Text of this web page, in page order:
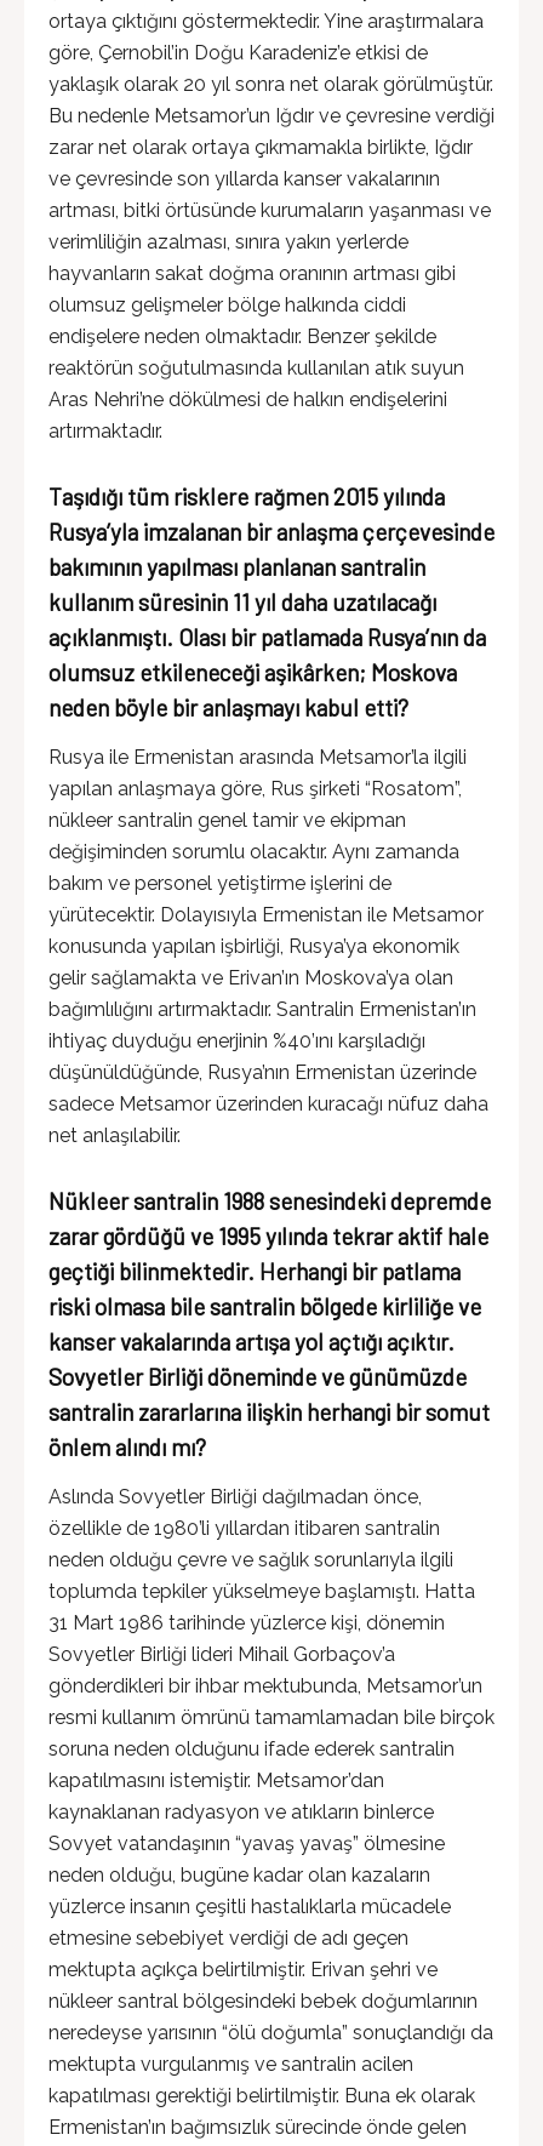
ortaya çıktığını göstermektedir. Yine araştırmalara
göre, Çernobil’in Doğu Karadeniz’e etkisi de
yaklaşık olarak 20 yıl sonra net olarak görülmüştür.
Bu nedenle Metsamor’un Iğdır ve çevresine verdiği
zarar net olarak ortaya çıkmamakla birlikte, Iğdır
ve çevresinde son yıllarda kanser vakalarının
artması, bitki örtüsünde kurumaların yaşanması ve
verimliliğin azalması, sınıra yakın yerlerde
hayvanların sakat doğma oranının artması gibi
olumsuz gelişmeler bölge halkında ciddi
endişelere neden olmaktadır. Benzer şekilde
reaktörün soğutulmasında kullanılan atık suyun
Aras Nehri’ne dökülmesi de halkın endişelerini
artırmaktadır.
Taşıdığı tüm risklere rağmen 2015 yılında
Rusya’yla imzalanan bir anlaşma çerçevesinde
bakımının yapılması planlanan santralin
kullanım süresinin 11 yıl daha uzatılacağı
açıklanmıştı. Olası bir patlamada Rusya’nın da
olumsuz etkileneceği aşikârken; Moskova
neden böyle bir anlaşmayı kabul etti?
Rusya ile Ermenistan arasında Metsamor’la ilgili
yapılan anlaşmaya göre, Rus şirketi “Rosatom”,
nükleer santralin genel tamir ve ekipman
değişiminden sorumlu olacaktır. Aynı zamanda
bakım ve personel yetiştirme işlerini de
yürütecektir. Dolayısıyla Ermenistan ile Metsamor
konusunda yapılan işbirliği, Rusya’ya ekonomik
gelir sağlamakta ve Erivan’ın Moskova’ya olan
bağımlılığını artırmaktadır. Santralin Ermenistan’ın
ihtiyaç duyduğu enerjinin %40’ını karşıladığı
düşünüldüğünde, Rusya’nın Ermenistan üzerinde
sadece Metsamor üzerinden kuracağı nüfuz daha
net anlaşılabilir.
Nükleer santralin 1988 senesindeki depremde
zarar gördüğü ve 1995 yılında tekrar aktif hale
geçtiği bilinmektedir. Herhangi bir patlama
riski olmasa bile santralin bölgede kirliliğe ve
kanser vakalarında artışa yol açtığı açıktır.
Sovyetler Birliği döneminde ve günümüzde
santralin zararlarına ilişkin herhangi bir somut
önlem alındı mı?
Aslında Sovyetler Birliği dağılmadan önce,
özellikle de 1980’li yıllardan itibaren santralin
neden olduğu çevre ve sağlık sorunlarıyla ilgili
toplumda tepkiler yükselmeye başlamıştı. Hatta
31 Mart 1986 tarihinde yüzlerce kişi, dönemin
Sovyetler Birliği lideri Mihail Gorbaçov’a
gönderdikleri bir ihbar mektubunda, Metsamor’un
resmi kullanım ömrünü tamamlamadan bile birçok
soruna neden olduğunu ifade ederek santralin
kapatılmasını istemiştir. Metsamor’dan
kaynaklanan radyasyon ve atıkların binlerce
Sovyet vatandaşının “yavaş yavaş” ölmesine
neden olduğu, bugüne kadar olan kazaların
yüzlerce insanın çeşitli hastalıklarla mücadele
etmesine sebebiyet verdiği de adı geçen
mektupta açıkça belirtilmiştir. Erivan şehri ve
nükleer santral bölgesindeki bebek doğumlarının
neredeyse yarısının “ölü doğumla” sonuçlandığı da
mektupta vurgulanmış ve santralin acilen
kapatılması gerektiği belirtilmiştir. Buna ek olarak
Ermenistan’ın bağımsızlık sürecinde önde gelen